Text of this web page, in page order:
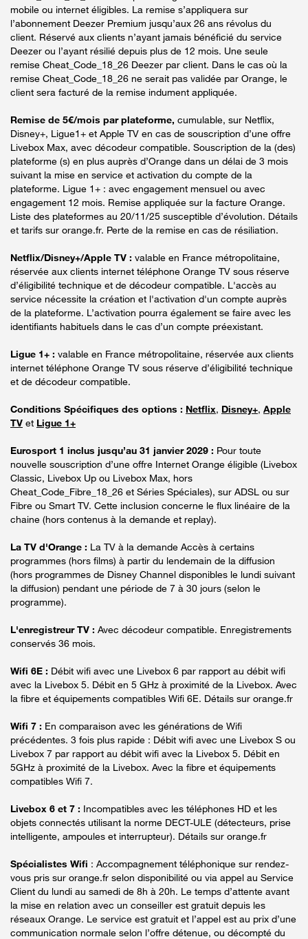
mobile ou internet éligibles. La remise s’appliquera sur
l’abonnement Deezer Premium jusqu’aux 26 ans révolus du
client. Réservé aux clients n’ayant jamais bénéficié du service
Deezer ou l’ayant résilié depuis plus de 12 mois. Une seule
remise Cheat_Code_18_26 Deezer par client. Dans le cas où la
remise Cheat_Code_18_26 ne serait pas validée par Orange, le
client sera facturé de la remise indument appliquée.
Remise de 5€/mois par plateforme, cumulable, sur Netflix,
Disney+, Ligue1+ et Apple TV en cas de souscription d’une offre
Livebox Max, avec décodeur compatible. Souscription de la (des)
plateforme (s) en plus auprès d’Orange dans un délai de 3 mois
suivant la mise en service et activation du compte de la
plateforme. Ligue 1+ : avec engagement mensuel ou avec
engagement 12 mois. Remise appliquée sur la facture Orange.
Liste des plateformes au 20/11/25 susceptible d’évolution. Détails
et tarifs sur orange.fr. Perte de la remise en cas de résiliation.
Netflix/Disney+/Apple TV : valable en France métropolitaine,
réservée aux clients internet téléphone Orange TV sous réserve
d’éligibilité technique et de décodeur compatible. L'accès au
service nécessite la création et l'activation d'un compte auprès
de la plateforme. L’activation pourra également se faire avec les
identifiants habituels dans le cas d’un compte préexistant.
Ligue 1+ : valable en France métropolitaine, réservée aux clients
internet téléphone Orange TV sous réserve d’éligibilité technique
et de décodeur compatible.
Conditions Spécifiques des options : Netflix, Disney+, Apple
TV et Ligue 1+
Eurosport 1 inclus jusqu’au 31 janvier 2029 : Pour toute
nouvelle souscription d’une offre Internet Orange éligible (Livebox
Classic, Livebox Up ou Livebox Max, hors
Cheat_Code_Fibre_18_26 et Séries Spéciales), sur ADSL ou sur
Fibre ou Smart TV. Cette inclusion concerne le flux linéaire de la
chaine (hors contenus à la demande et replay).
La TV d'Orange : La TV à la demande Accès à certains
programmes (hors films) à partir du lendemain de la diffusion
(hors programmes de Disney Channel disponibles le lundi suivant
la diffusion) pendant une période de 7 à 30 jours (selon le
programme).
L'enregistreur TV : Avec décodeur compatible. Enregistrements
conservés 36 mois.
Wifi 6E : Débit wifi avec une Livebox 6 par rapport au débit wifi
avec la Livebox 5. Débit en 5 GHz à proximité de la Livebox. Avec
la fibre et équipements compatibles Wifi 6E. Détails sur orange.fr
Wifi 7 : En comparaison avec les générations de Wifi
précédentes. 3 fois plus rapide : Débit wifi avec une Livebox S ou
Livebox 7 par rapport au débit wifi avec la Livebox 5. Débit en
5GHz à proximité de la Livebox. Avec la fibre et équipements
compatibles Wifi 7.
Livebox 6 et 7 : Incompatibles avec les téléphones HD et les
objets connectés utilisant la norme DECT-ULE (détecteurs, prise
intelligente, ampoules et interrupteur). Détails sur orange.fr
Spécialistes Wifi : Accompagnement téléphonique sur rendez-
vous pris sur orange.fr selon disponibilité ou via appel au Service
Client du lundi au samedi de 8h à 20h. Le temps d’attente avant
la mise en relation avec un conseiller est gratuit depuis les
réseaux Orange. Le service est gratuit et l’appel est au prix d’une
communication normale selon l’offre détenue, ou décompté du